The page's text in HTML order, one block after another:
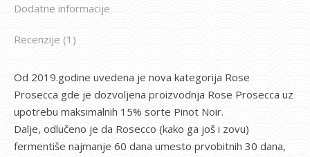
Dodatne informacije
Recenzije (1)
Od 2019.godine uvedena je nova kategorija Rose
Prosecca gde je dozvoljena proizvodnja Rose Prosecca uz
upotrebu maksimalnih 15% sorte Pinot Noir.
Dalje, odlučeno je da Rosecco (kako ga još i zovu)
fermentiše najmanje 60 dana umesto prvobitnih 30 dana,